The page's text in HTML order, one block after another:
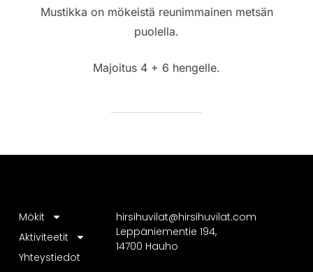
Mustikka on mökeistä reunimmainen metsän
puolella.
Majoitus 4 + 6 hengelle.
Mökit
Aktiviteetit
Yhteystiedot
hirsihuvilat@hirsihuvilat.com
Leppäniementie 194,
14700 Hauho